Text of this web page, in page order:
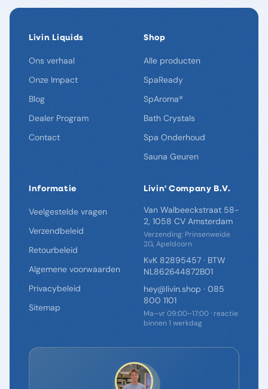
Livin Liquids
Ons verhaal
Onze Impact
Blog
Dealer Program
Contact
Shop
Alle producten
SpaReady
SpAroma®
Bath Crystals
Spa Onderhoud
Sauna Geuren
Informatie
Veelgestelde vragen
Verzendbeleid
Retourbeleid
Algemene voorwaarden
Privacybeleid
Sitemap
Livin' Company B.V.
Van Walbeeckstraat 58-
2, 1058 CV Amsterdam
Verzending: Prinsenweide
2G, Apeldoorn
KvK 82895457 · BTW
NL862644872B01
hey@livin.shop · 085
800 1101
Ma–vr 09:00–17:00 · reactie
binnen 1 werkdag